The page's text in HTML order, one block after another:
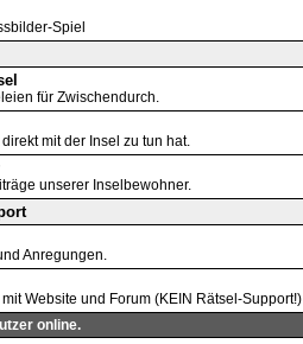
Spiel
für Zwischendurch.
mit der Insel zu tun hat.
unserer Inselbewohner.
Anregungen.
Website und Forum (KEIN Rätsel-Support!)
online.